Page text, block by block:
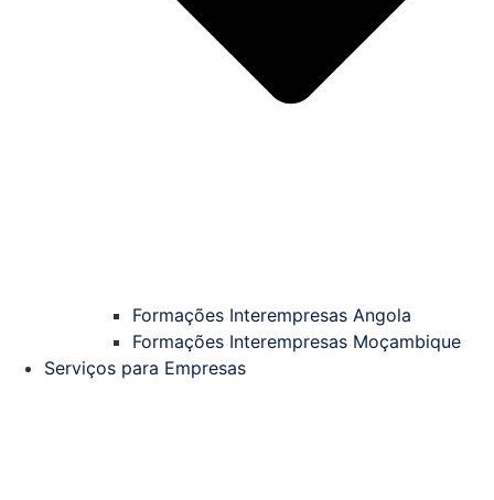
Formações Interempresas Angola
Formações Interempresas Moçambique
Serviços para Empresas